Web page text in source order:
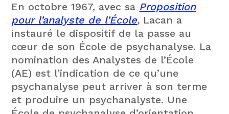
En octobre 1967, avec sa Proposition
pour l’analyste de l’École, Lacan a
instauré le dispositif de la passe au
cœur de son École de psychanalyse. La
nomination des Analystes de l’École
(AE) est l’indication de ce qu’une
psychanalyse peut arriver à son terme
et produire un psychanalyste. Une